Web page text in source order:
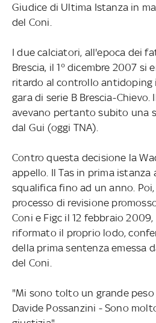
Giudice di Ultima Istanza in
del Coni.
I due calciatori, all'epoca dei
Brescia, il 1° dicembre 2007 si
ritardo al controllo antidoping
gara di serie B Brescia-
avevano pertanto subito una
dal Gui (oggi TNA).
Contro questa decisione la
appello. Il Tas in prima
squalifica fino ad un anno.
processo di revisione
Coni e Figc il 12 febbraio 2009,
riformato il proprio lodo,
della prima sentenza emessa
del Coni.
"Mi sono tolto un grande
Davide Possanzini - Sono